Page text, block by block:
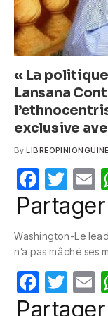
« La
Lansana
exclusive
By
F
a
e
b
o
T
w
itt
er
E
m
Partager
Washington-Le
n’a pas mâché ses
F
a
T
w
E
m
Partager